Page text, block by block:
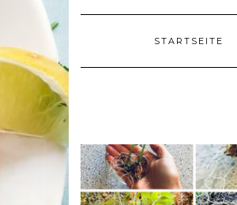
STARTSEITE